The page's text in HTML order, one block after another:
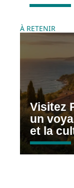
À RETENIR
Visitez
un
et la